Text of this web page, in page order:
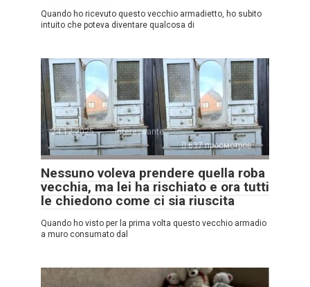
Quando ho ricevuto questo vecchio armadietto, ho subito
intuito che poteva diventare qualcosa di
24.12.2025
Interessante
637 просмотров
Nessuno voleva prendere quella roba
vecchia, ma lei ha rischiato e ora tutti
le chiedono come ci sia riuscita
Quando ho visto per la prima volta questo vecchio armadio
a muro consumato dal